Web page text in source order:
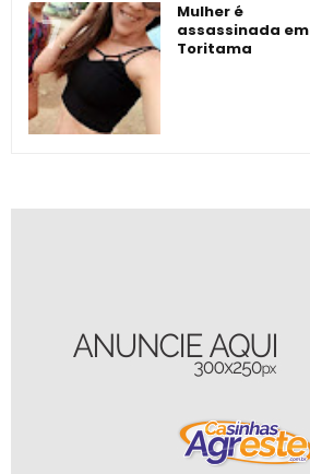
Mulher é
assassinada em
Toritama